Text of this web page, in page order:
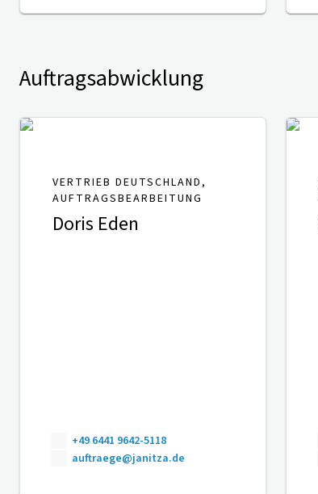
Auftragsabwicklung
VERTRIEB DEUTSCHLAND,
AUFTRAGSBEARBEITUNG
Doris Eden
+49 6441 9642-5118
auftraege@janitza.de